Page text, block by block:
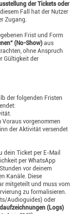
der Tickets oder
Fall hat der Nutzer
Zugang.
Frist und Form
(No-Show) aus
ohne Anspruch
Gültigkeit der
der folgenden Fristen
Voraus vorgenommen
der Aktivität versendet
Ticket per E-Mail
per WhatsApp
vor deinem
Kanäle. Diese
mitgeteilt und muss vom
zu formalisieren.
Audioguides) oder
(Logs)